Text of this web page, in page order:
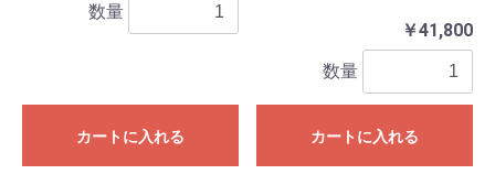
数量
カートに入れる
￥41,800
数量
カートに入れる